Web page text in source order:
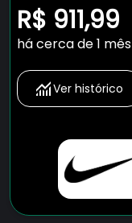
R$ 911,99
há cerca de 1 mês
Ver histórico